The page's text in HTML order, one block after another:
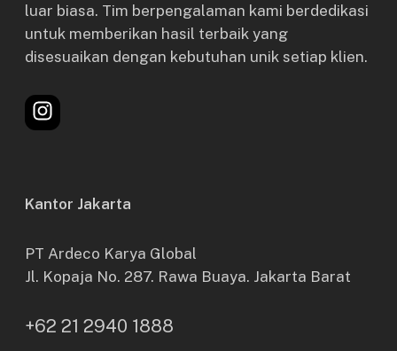
luar biasa. Tim berpengalaman kami berdedikasi
untuk memberikan hasil terbaik yang
disesuaikan dengan kebutuhan unik setiap klien.
Instagram
Kantor Jakarta
PT Ardeco Karya Global
Jl. Kopaja No. 287. Rawa Buaya. Jakarta Barat
+62 21 2940 1888